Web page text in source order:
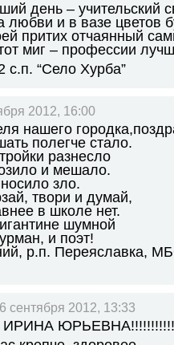
день – учительский
любви и в вазе цветов
притих отчаянный
миг – профессии
“Село Хурба”
2012, 16:00
нашего
полегче стало.
разнесло
и мешало.
зло.
твори и думай,
в школе нет.
шумной
и поэт!
р.п. Переяславка,
сентября 2012, 13:33